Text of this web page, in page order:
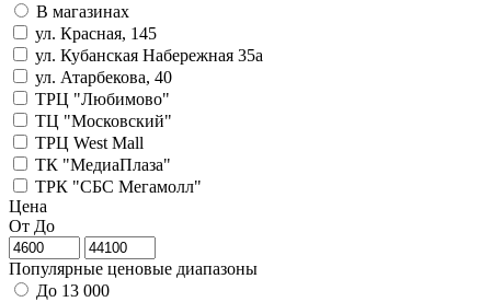
В магазинах
ул. Красная, 145
ул. Кубанская Набережная 35а
ул. Атарбекова, 40
ТРЦ "Любимово"
ТЦ "Московский"
ТРЦ West Mall
ТК "МедиаПлаза"
ТРК "СБС Мегамолл"
Цена
От До
Популярные ценовые диапазоны
До 13 000